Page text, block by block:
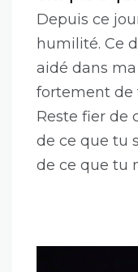
mal. J’ai fini
cul et je me
j’avais
apprendre
jusqu’à
Plus j’évolue
humilité. Ce